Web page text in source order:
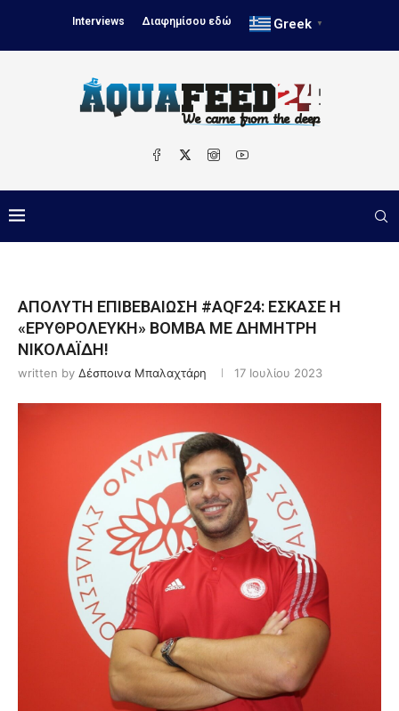
Interviews Διαφημίσου εδώ Greek ▼
ΑΠΟΛΥΤΗ ΕΠΙΒΕΒΑΙΩΣΗ #AQF24: ΕΣΚΑΣΕ Η
«ΕΡΥΘΡΟΛΕΥΚΗ» ΒΟΜΒΑ ΜΕ ΔΗΜΗΤΡΗ
ΝΙΚΟΛΑΪΔΗ!
written by Δέσποινα Μπαλαχτάρη 17 Ιουλίου 2023